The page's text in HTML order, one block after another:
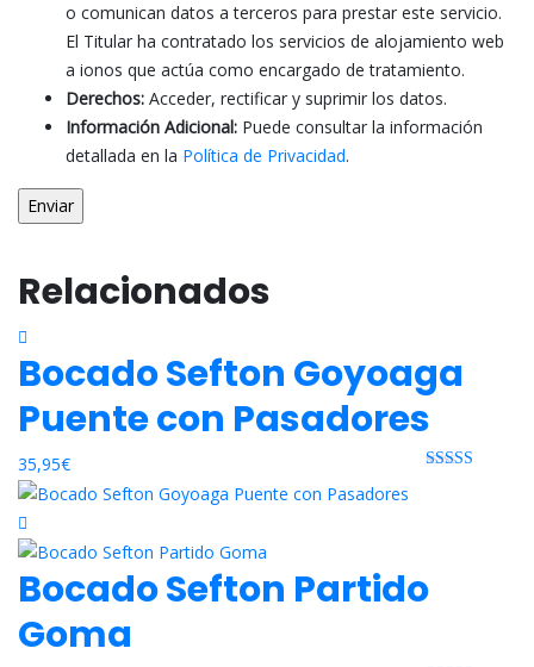
o comunican datos a terceros para prestar este servicio.
El Titular ha contratado los servicios de alojamiento web
a ionos que actúa como encargado de tratamiento.
Derechos: Acceder, rectificar y suprimir los datos.
Información Adicional: Puede consultar la información
detallada en la Política de Privacidad.
Relacionados
Bocado Sefton Goyoaga
Puente con Pasadores
35,95€
Bocado Sefton Partido
Goma